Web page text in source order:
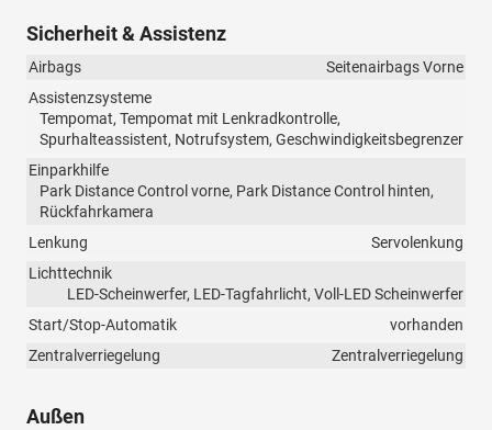
Sicherheit & Assistenz
Airbags
Seitenairbags Vorne
Assistenzsysteme
Tempomat, Tempomat mit Lenkradkontrolle,
Spurhalteassistent, Notrufsystem, Geschwindigkeitsbegrenzer
Einparkhilfe
Park Distance Control vorne, Park Distance Control hinten,
Rückfahrkamera
Lenkung
Servolenkung
Lichttechnik
LED-Scheinwerfer, LED-Tagfahrlicht, Voll-LED Scheinwerfer
Start/Stop-Automatik
vorhanden
Zentralverriegelung
Zentralverriegelung
Außen